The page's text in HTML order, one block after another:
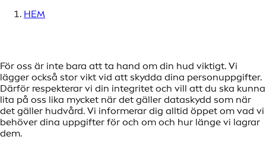
HEM
För oss är inte bara att ta hand om din hud viktigt. Vi
lägger också stor vikt vid att skydda dina personuppgifter.
Därför respekterar vi din integritet och vill att du ska kunna
lita på oss lika mycket när det gäller dataskydd som när
det gäller hudvård. Vi informerar dig alltid öppet om vad vi
behöver dina uppgifter för och om och hur länge vi lagrar
dem.